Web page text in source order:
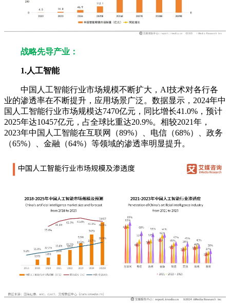
战略先导产业：
1.人工智能
中国人工智能行业市场规模不断扩大，AI技术对各行各
业的渗透率在不断提升，应用场景广泛。数据显示，2024年中
国人工智能行业市场规模达7470亿元，同比增长41.0%，预计
2025年达10457亿元，占全球比重达20.9%。相较2021年，
2023年中国人工智能在互联网（89%）、电信（68%）、政务
（65%）、金融（64%）等领域的渗透率明显提升。